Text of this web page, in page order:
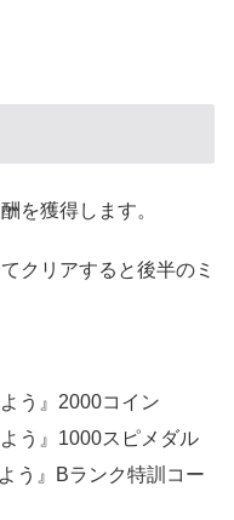
を獲得します。
クリアすると後半のミ
う』2000コイン
う』1000スピメダル
う』Bランク特訓コー